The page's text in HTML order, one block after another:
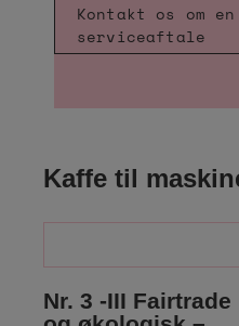
Kontakt os om en
serviceaftale
Kaffe til
Nr. 3 -III Fairtrade